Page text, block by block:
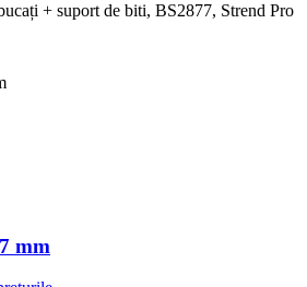
+ suport de biti, BS2877, Strend Pro
mm